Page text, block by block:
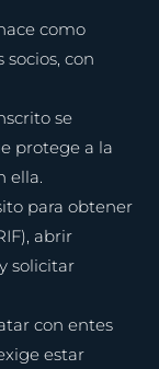
como
con
se
protege a la
ella.
para obtener
abrir
solicitar
con entes
estar